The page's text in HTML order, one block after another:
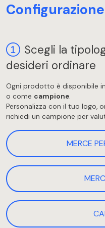
Scegli la
desideri ordinare
Ogni prodotto è disponibile in
o come campione.
Personalizza con il tuo logo,
richiedi un campione per
MERCE